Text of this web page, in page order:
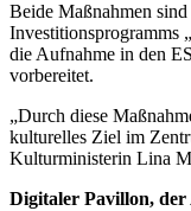
Beide Maßnahmen
Investitionsprogramms
die Aufnahme in den
vorbereitet.
„Durch diese
kulturelles Ziel im
Kulturministerin Lina
Digitaler Pavillon, der